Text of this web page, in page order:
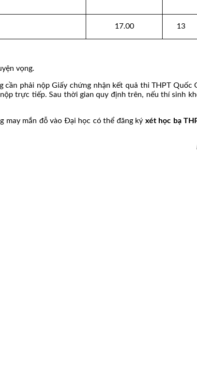
17.00 13
vọng.
phải nộp Giấy chứng nhận kết quả thi THPT Quốc
trực tiếp. Sau thời gian quy định trên, nếu thí sinh
may mắn đỗ vào Đại học có thể đăng ký xét học bạ